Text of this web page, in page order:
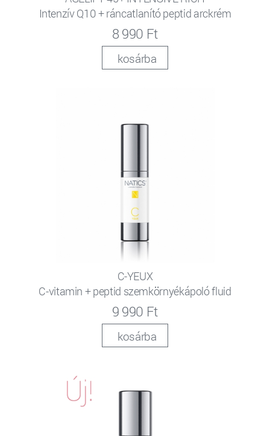
Intenzív Q10 + ráncatlanító peptid arckrém
8 990 Ft
kosárba
C-YEUX
C-vitamin + peptid szemkörnyékápoló fluid
9 990 Ft
kosárba